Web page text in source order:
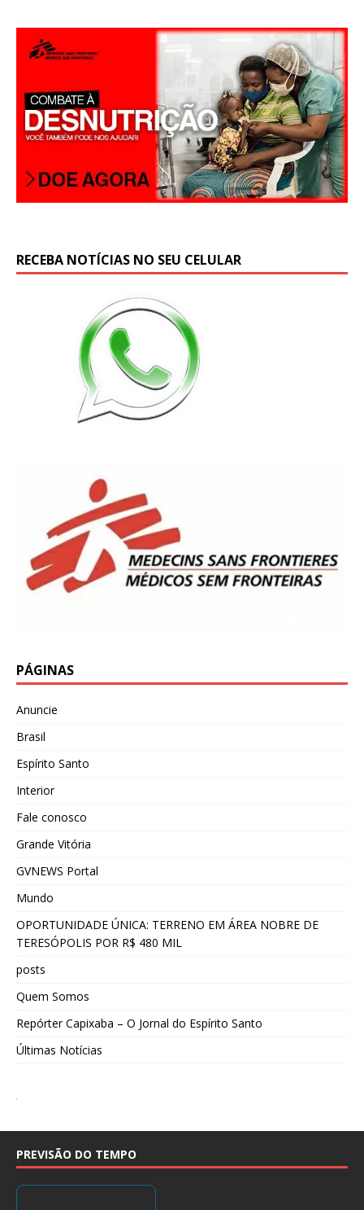
A
p
RECEBA NOTÍCIAS NO SEU CELULAR
PÁGINAS
Anuncie
Brasil
Espírito Santo
Interior
Fale conosco
Grande Vitória
GVNEWS Portal
Mundo
OPORTUNIDADE ÚNICA: TERRENO EM ÁREA NOBRE DE
TERESÓPOLIS POR R$ 480 MIL
posts
Quem Somos
Repórter Capixaba – O Jornal do Espírito Santo
Últimas Notícias
PREVISÃO DO TEMPO